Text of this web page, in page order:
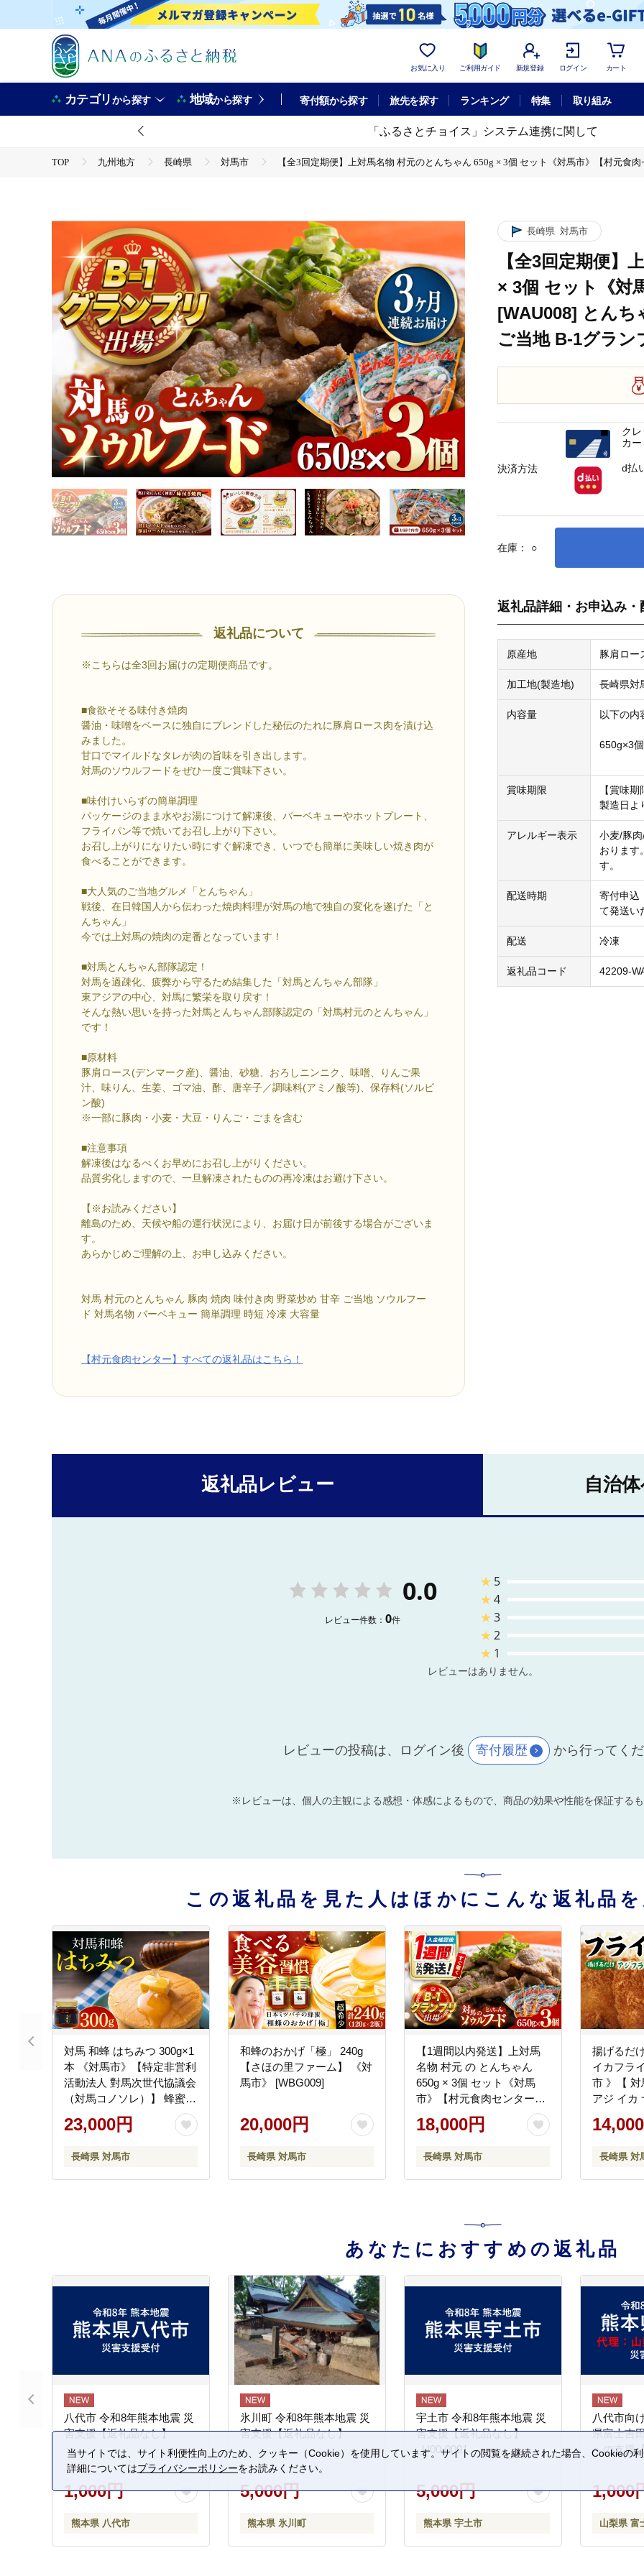
お気に入り ご利用ガイド 新規登録 ログイン カート
カテゴリから探す 地域から探す 寄付額から探す 旅先を探す ランキング 特集 取り組み
「ふるさとチョイス」システム連携に関して
TOP 九州地方 長崎県 対馬市
【全3回定期便】上対馬名物 村元のとんちゃん 650g × 3個 セット《対馬市》【村元
返礼品について
※こちらは全3回お届けの定期便商品です。
■食欲そそる味付き焼肉
醤油・味噌をベースに独自にブレンドした秘伝のたれに豚肩ロース肉を漬け込
みました。
甘口でマイルドなタレが肉の旨味を引き出します。
対馬のソウルフードをぜひ一度ご賞味下さい。
■味付けいらずの簡単調理
パッケージのまま水やお湯につけて解凍後、バーベキューやホットプレート、
フライパン等で焼いてお召し上がり下さい。
お召し上がりになりたい時にすぐ解凍でき、いつでも簡単に美味しい焼き肉が
食べることができます。
■大人気のご当地グルメ「とんちゃん」
戦後、在日韓国人から伝わった焼肉料理が対馬の地で独自の変化を遂げた「と
んちゃん」
今では上対馬の焼肉の定番となっています！
■対馬とんちゃん部隊認定！
対馬を過疎化、疲弊から守るため結集した「対馬とんちゃん部隊」
東アジアの中心、対馬に繁栄を取り戻す！
そんな熱い思いを持った対馬とんちゃん部隊認定の「対馬村元のとんちゃん」
です！
■原材料
豚肩ロース(デンマーク産)、醤油、砂糖、おろしニンニク、味噌、りんご果
汁、味りん、生姜、ゴマ油、酢、唐辛子／調味料(アミノ酸等)、保存料(ソルビ
ン酸)
※一部に豚肉・小麦・大豆・りんご・ごまを含む
■注意事項
解凍後はなるべくお早めにお召し上がりください。
品質劣化しますので、一旦解凍されたものの再冷凍はお避け下さい。
【※お読みください】
離島のため、天候や船の運行状況により、お届け日が前後する場合がございま
す。
あらかじめご理解の上、お申し込みください。
対馬 村元のとんちゃん 豚肉 焼肉 味付き肉 野菜炒め 甘辛 ご当地 ソウルフー
ド 対馬名物 バーベキュー 簡単調理 時短 冷凍 大容量
【村元食肉センター】すべての返礼品はこちら！
長崎県 対馬市
【全3回定期便】
× 3個 セット《対
[WAU008] とんち
ご当地 B-1グラン
在庫： ○
返礼品詳細・お申込み・
原産地 豚肩ロー
加工地(製造地) 長崎県対
内容量 以下の内
650g×3
賞味期限
【賞味期
製造日よ
アレルギー表示
小麦/豚
おります
す。
配送時期
寄付申込
て発送い
配送 冷凍
返礼品コード 42209-
決済方法
ク
カー
d払
返礼品レビュー 自治
0.0
レビュー件数： 0件
★ 5
★4
★3
★2
★ 1
レビューはありません。
レビューの投稿は、ログイン後 寄付履歴 から行ってくだ
※レビューは、個人の主観による感想・体感によるもので、商品の効果や性能を保証するも
この返礼品を見た人はほかにこんな返礼品を
対馬 和蜂 はちみつ 300g×1
本 《対馬市》【特定非営利
活動法人 對馬次世代協議会
（対馬コノソレ）】 蜂蜜
ハチミツ 日本ミツバチ ニ
ホンミツバチ [WAM034]
23,000円
長崎県 対馬市
和蜂のおかげ「極」 240g
【さほの里ファーム】 《対
馬市》 [WBG009]
20,000円
長崎県 対馬市
【1週間以内発送】上対馬
名物 村元 の とんちゃん
650g × 3個 セット《対馬
市》【村元食肉センター】
豚肉 焼肉 ご当地 味付き肉
[WAU001] スピード発送 最
18,000円
長崎県 対馬市
揚げるだ
イカフラ
市 》【
アジ イカ
単調理 冷
長崎県 対
あなたにおすすめの返礼品
八代市 令和8年熊本地震 災
害支援【返礼品なし】
1,000円
熊本県 八代市
氷川町 令和8年熊本地震 災
害支援【返礼品なし】
5,000円
熊本県 氷川町
宇土市 令和8年熊本地震 災
害支援【返礼品なし】
_U00-0001
5,000円
熊本県 宇土市
八代市向
県富士吉
への支援
1,000
山梨県 富
当サイトでは、サイト利便性向上のため、クッキー（Cookie）を使用しています。サイトの閲覧を継続された場合、Cookieの
詳細についてはプライバシーポリシーをお読みください。